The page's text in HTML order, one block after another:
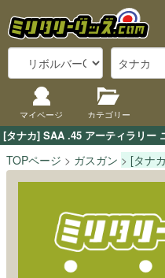
[タナカ] SAA .45 アーティラリー
マイページ カテゴリー
TOPページ ガスガン [タナ